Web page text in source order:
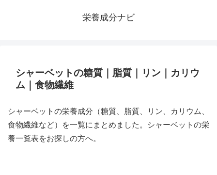
栄養成分ナビ
シャーベットの糖質｜脂質｜リン｜カリウ
ム｜食物繊維
シャーベットの栄養成分（糖質、脂質、リン、カリウム、
食物繊維など）を一覧にまとめました。シャーベットの栄
養一覧表をお探しの方へ。